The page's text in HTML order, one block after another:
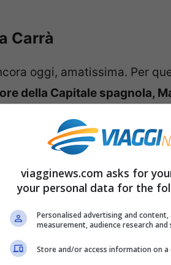
Carrà
oggi, amatissima. Per
della Capitale spagnola,
al momento
fortissimo della
e volete scoprire dove si
più famoso del mondo,
Chueca, zona simbolo del
viagginews.com asks for
your personal data for the
Personalised advertising and
measurement, audience research
Store and/or access information on a